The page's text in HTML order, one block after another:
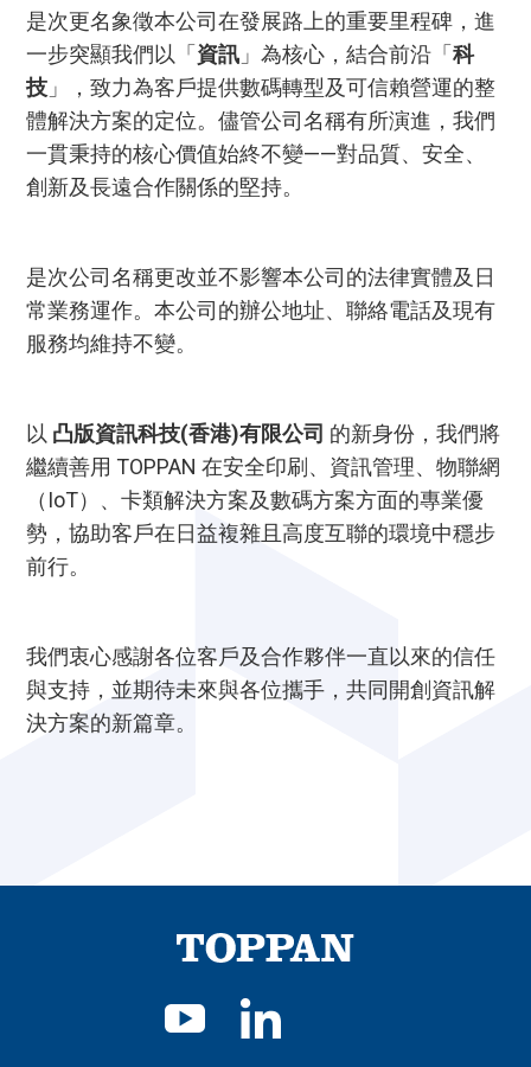
是次更名象徵本公司在發展路上的重要里程碑，進
一步突顯我們以「 資訊 」為核心，結合前沿「科
技 」，致力為客戶提供數碼轉型及可信賴營運的整
體解決方案的定位。儘管公司名稱有所演進，我們
一貫秉持的核心價值始終不變——對品質、安全、
創新及長遠合作關係的堅持。
是次公司名稱更改並不影響本公司的法律實體及日
常業務運作。本公司的辦公地址、聯絡電話及現有
服務均維持不變。
以 凸版資訊科技(香港)有限公司 的新身份，我們將
繼續善用 TOPPAN 在安全印刷、資訊管理、物聯網
（IoT）、卡類解決方案及數碼方案方面的專業優
勢，協助客戶在日益複雜且高度互聯的環境中穩步
前行。
我們衷心感謝各位客戶及合作夥伴一直以來的信任
與支持，並期待未來與各位攜手，共同開創資訊解
決方案的新篇章。